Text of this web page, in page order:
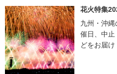
花火特集
九州・沖
催日、中止
どをお届け